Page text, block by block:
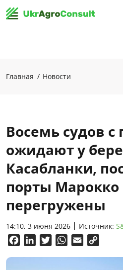
Главная Новости
Восемь судов
ожидают у
Касабланки,
порты Марокко
перегружены
14:10, 3 июня 2026 Источник:
FacebookLinkedInTwitterWhatsApp
Email